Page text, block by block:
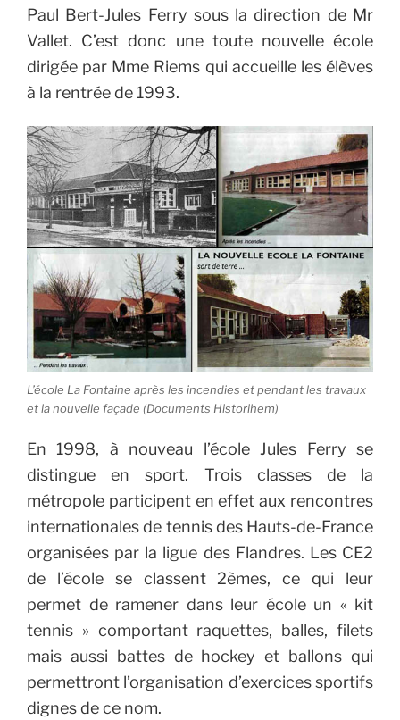
Paul Bert-Jules Ferry sous la direction de Mr
Vallet. C’est donc une toute nouvelle école
dirigée par Mme Riems qui accueille les élèves
à la rentrée de 1993.
L’école La Fontaine après les incendies et pendant les travaux
et la nouvelle façade (Documents Historihem)
En 1998, à nouveau l’école Jules Ferry se
distingue en sport. Trois classes de la
métropole participent en effet aux rencontres
internationales de tennis des Hauts-de-France
organisées par la ligue des Flandres. Les CE2
de l’école se classent 2èmes, ce qui leur
permet de ramener dans leur école un « kit
tennis » comportant raquettes, balles, filets
mais aussi battes de hockey et ballons qui
permettront l’organisation d’exercices sportifs
dignes de ce nom.